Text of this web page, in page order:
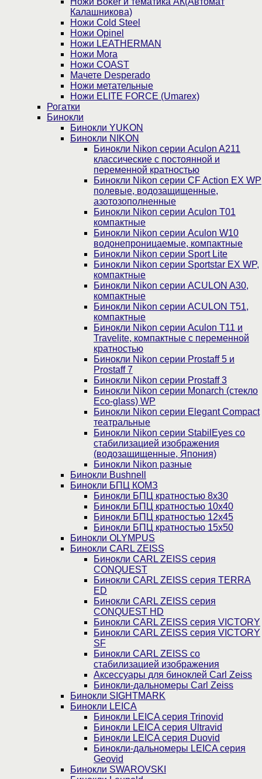
Калашникова)
Ножи Cold Steel
Ножи Opinel
Ножи LEATHERMAN
Ножи Mora
Ножи COAST
Мачете Desperado
Ножи метательные
Ножи ELITE FORCE (Umarex)
Рогатки
Бинокли
Бинокли YUKON
Бинокли NIKON
Бинокли Nikon серии Aculon A211
классические с постоянной и
переменной кратностью
Бинокли Nikon серии СF Action EX WP
полевые, водозащищенные,
азотозополненные
Бинокли Nikon серии Aculon T01
компактные
Бинокли Nikon серии Aculon W10
водонепроницаемые, компактные
Бинокли Nikon серии Sport Lite
Бинокли Nikon серии Sportstar EX WP,
компактные
Бинокли Nikon серии ACULON A30,
компактные
Бинокли Nikon серии ACULON Т51,
компактные
Бинокли Nikon серии Aculon T11 и
Travelite, компактные с переменной
кратностью
Бинокли Nikon серии Prostaff 5 и
Prostaff 7
Бинокли Nikon серии Prostaff 3
Бинокли Nikon серии Monarch (стекло
Eco-glass) WP
Бинокли Nikon серии Elegant Compact
театральные
Бинокли Nikon серии StabilEyes со
стабилизацией изображения
(водозащищенные, Япония)
Бинокли Nikon разные
Бинокли Bushnell
Бинокли БПЦ КОМЗ
Бинокли БПЦ кратностью 8х30
Бинокли БПЦ кратностью 10х40
Бинокли БПЦ кратностью 12х45
Бинокли БПЦ кратностью 15х50
Бинокли OLYMPUS
Бинокли CARL ZEISS
Бинокли CARL ZEISS серия
CONQUEST
Бинокли CARL ZEISS серия TERRA
ED
Бинокли CARL ZEISS серия
CONQUEST HD
Бинокли CARL ZEISS серия VICTORY
Бинокли CARL ZEISS серия VICTORY
SF
Бинокли CARL ZEISS со
стабилизацией изображения
Аксессуары для биноклей Carl Zeiss
Бинокли-дальномеры Carl Zeiss
Бинокли SIGHTMARK
Бинокли LEICA
Бинокли LEICA серия Trinovid
Бинокли LEICA серия Ultravid
Бинокли LEICA серия Duovid
Бинокли-дальномеры LEICA серия
Geovid
Бинокли SWAROVSKI